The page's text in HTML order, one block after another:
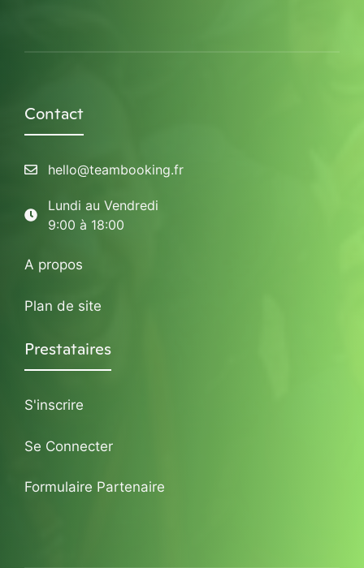
Contact
hello@teambooking.fr
Lundi au Vendredi
9:00 à 18:00
A propos
Plan de site
Prestataires
S'inscrire
Se Connecter
Formulaire Partenaire